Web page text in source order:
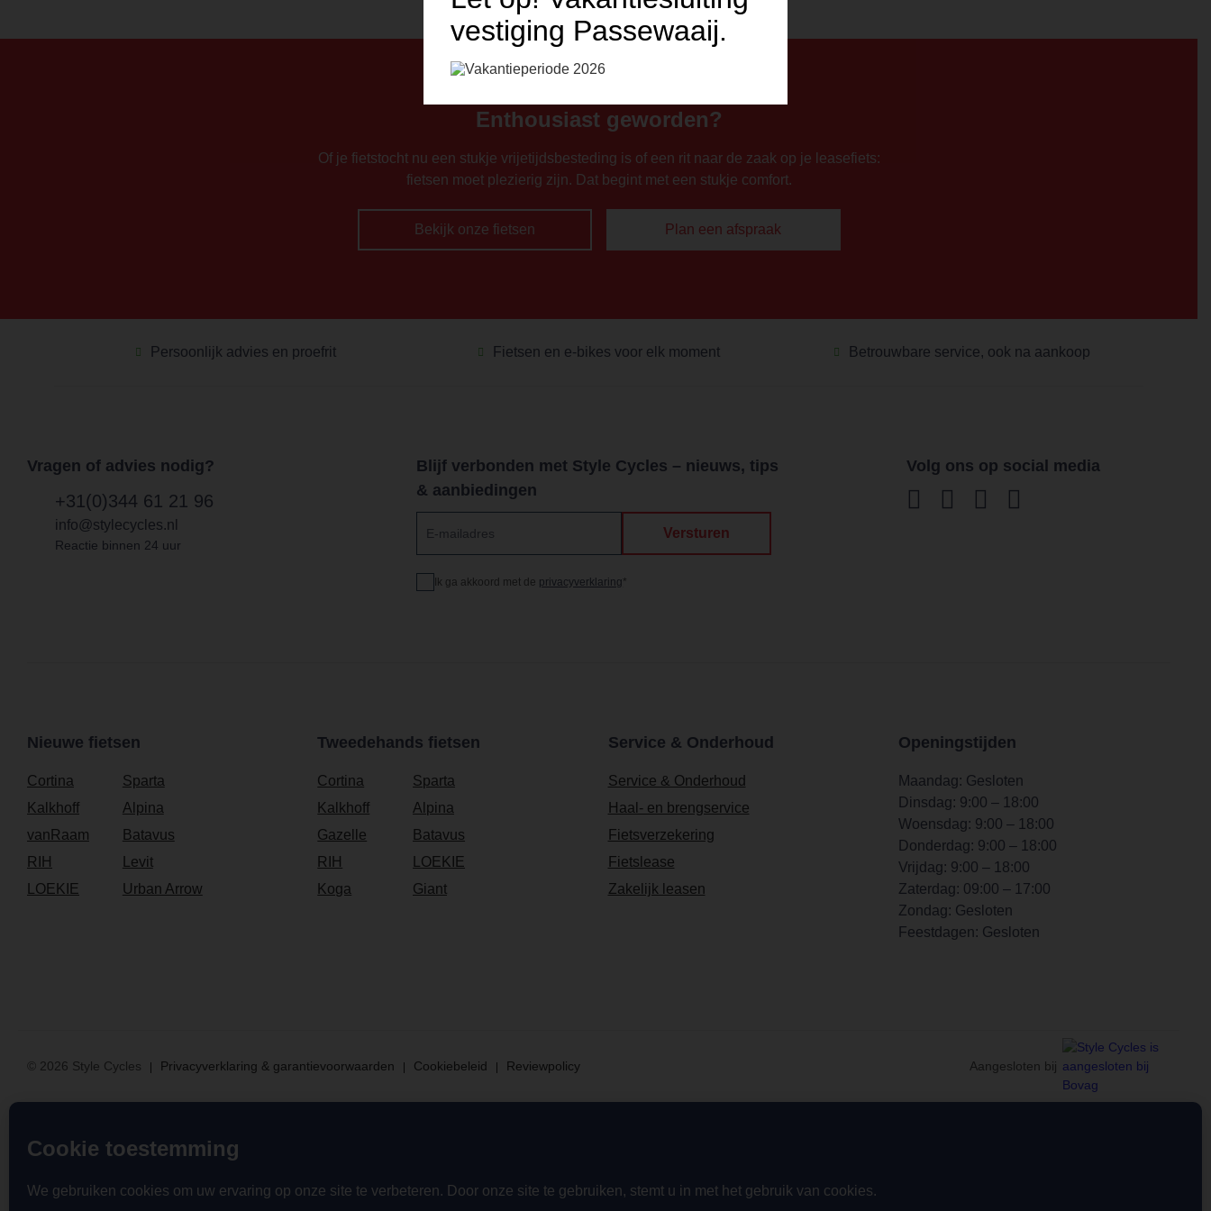
Enthousiast geworden?
Of je fietstocht nu een stukje vrijetijdsbesteding is of een rit naar de zaak op je leasefiets:
fietsen moet plezierig zijn. Dat begint met een stukje comfort.
Bekijk onze fietsen Plan een afspraak
Persoonlijk advies en proefrit Fietsen en e-bikes voor elk moment Betrouwbare service, ook na aankoop
Vragen of advies nodig?
+31(0)344 61 21 96
info@stylecycles.nl
Reactie binnen 24 uur
Blijf verbonden met Style Cycles – nieuws, tips
& aanbiedingen
Ik ga akkoord met de privacyverklaring *
Volg ons op social media
Nieuwe fietsen
Cortina
Kalkhoff
vanRaam
RIH
LOEKIE
Sparta
Alpina
Batavus
Levit
Urban Arrow
Tweedehands fietsen
Cortina
Kalkhoff
Gazelle
RIH
Koga
Sparta
Alpina
Batavus
LOEKIE
Giant
Service & Onderhoud
Service & Onderhoud
Haal- en brengservice
Fietsverzekering
Fietslease
Zakelijk leasen
Openingstijden
Maandag: Gesloten
Dinsdag: 9:00 – 18:00
Woensdag: 9:00 – 18:00
Donderdag: 9:00 – 18:00
Vrijdag: 9:00 – 18:00
Zaterdag: 09:00 – 17:00
Zondag: Gesloten
Feestdagen: Gesloten
© 2026 Style Cycles Privacyverklaring & garantievoorwaarden Cookiebeleid Reviewpolicy Aangesloten bij
vestiging Passewaaij.